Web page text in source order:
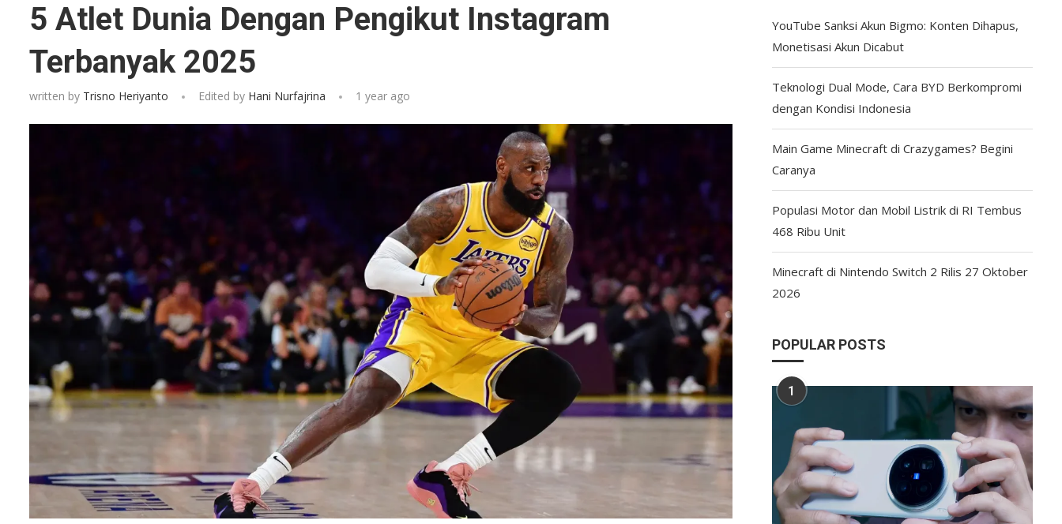
5 Atlet Dunia Dengan Pengikut Instagram
Terbanyak 2025
written by Trisno Heriyanto Edited by Hani Nurfajrina 1 year ago
YouTube Sanksi Akun Bigmo: Konten Dihapus,
Monetisasi Akun Dicabut
Teknologi Dual Mode, Cara BYD Berkompromi
dengan Kondisi Indonesia
Main Game Minecraft di Crazygames? Begini
Caranya
Populasi Motor dan Mobil Listrik di RI Tembus
468 Ribu Unit
Minecraft di Nintendo Switch 2 Rilis 27 Oktober
2026
POPULAR POSTS
1